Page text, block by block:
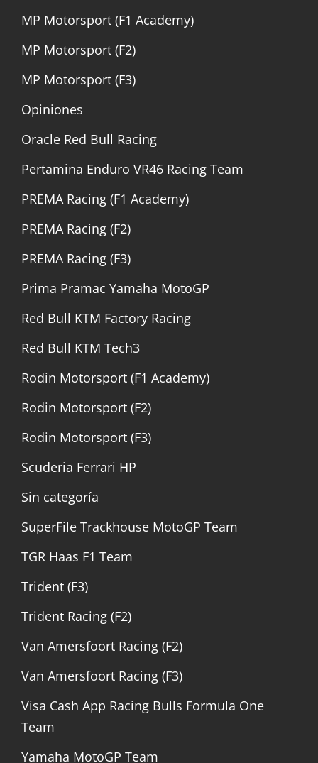
MP Motorsport (F1 Academy)
MP Motorsport (F2)
MP Motorsport (F3)
Opiniones
Oracle Red Bull Racing
Pertamina Enduro VR46 Racing Team
PREMA Racing (F1 Academy)
PREMA Racing (F2)
PREMA Racing (F3)
Prima Pramac Yamaha MotoGP
Red Bull KTM Factory Racing
Red Bull KTM Tech3
Rodin Motorsport (F1 Academy)
Rodin Motorsport (F2)
Rodin Motorsport (F3)
Scuderia Ferrari HP
Sin categoría
SuperFile Trackhouse MotoGP Team
TGR Haas F1 Team
Trident (F3)
Trident Racing (F2)
Van Amersfoort Racing (F2)
Van Amersfoort Racing (F3)
Visa Cash App Racing Bulls Formula One
Team
Yamaha MotoGP Team